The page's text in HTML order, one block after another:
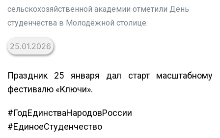
сельскохозяйственной академии отметили День
студенчества в Молодёжной столице.
25.01.2026
Праздник 25 января дал старт масштабному
фестивалю «Ключи».
#ГодЕдинстваНародовРоссии
#ЕдиноеСтуденчество